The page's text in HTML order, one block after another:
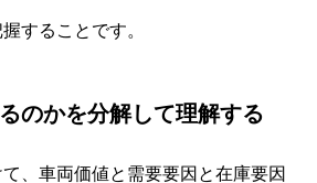
することです。
のかを分解して理解する
、車両価値と需要要因と在庫要因